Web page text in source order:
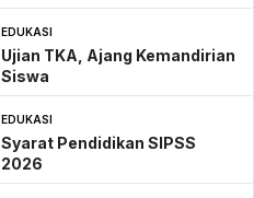
EDUKASI
Ujian TKA, Ajang Kemandirian
Siswa
EDUKASI
Syarat Pendidikan SIPSS
2026